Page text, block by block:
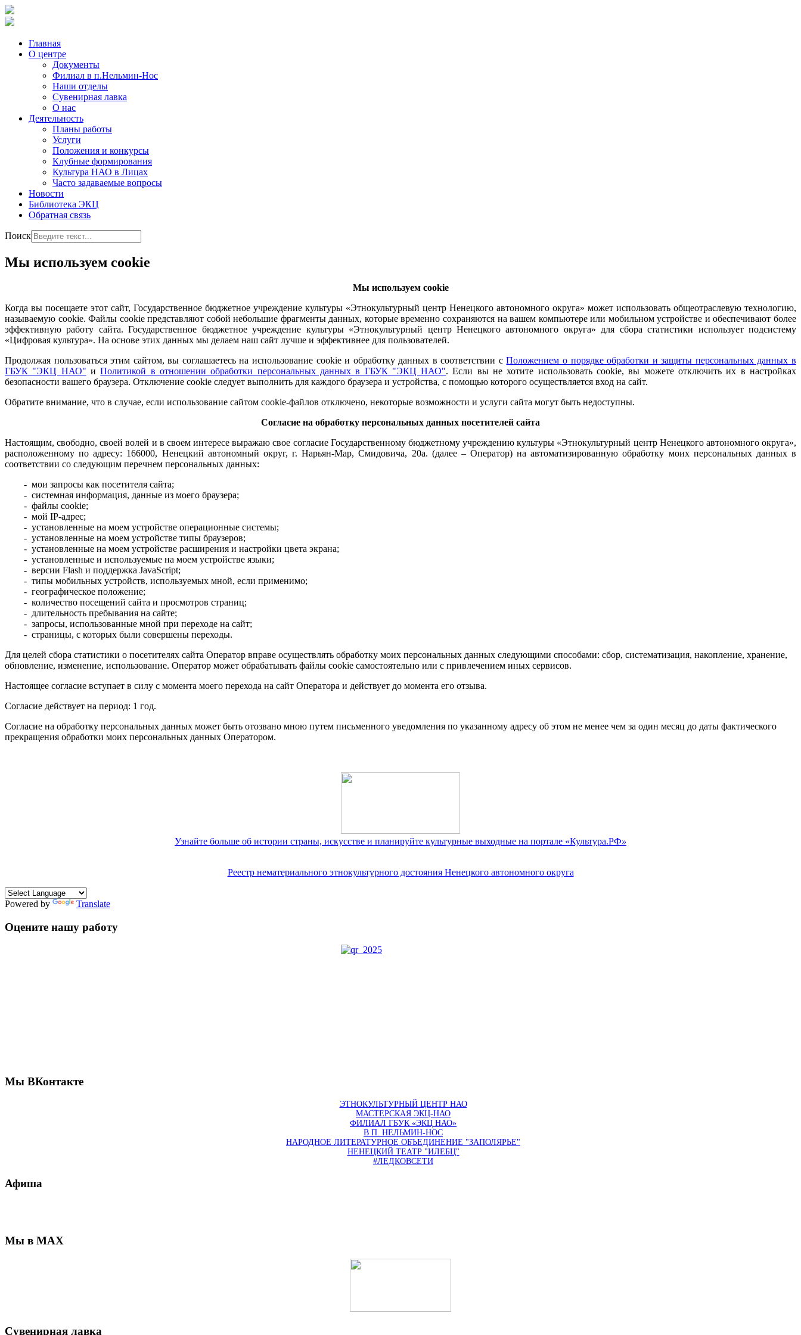
Главная
О центре
Документы
Филиал в п.Нельмин-Нос
Наши отделы
Сувенирная лавка
О нас
Деятельность
Планы работы
Услуги
Положения и конкурсы
Клубные формирования
Культура НАО в Лицах
Часто задаваемые вопросы
Новости
Библиотека ЭКЦ
Обратная связь
Поиск
Мы используем cookie
Мы используем cookie
Когда вы посещаете этот сайт, Государственное бюджетное учреждение культуры «Этнокультурный центр Ненецкого автономного округа» может использовать общеотраслевую технологию,
называемую cookie. Файлы cookie представляют собой небольшие фрагменты данных, которые временно сохраняются на вашем компьютере или мобильном устройстве и обеспечивают более
эффективную работу сайта. Государственное бюджетное учреждение культуры «Этнокультурный центр Ненецкого автономного округа» для сбора статистики использует подсистему
«Цифровая культура». На основе этих данных мы делаем наш сайт лучше и эффективнее для пользователей.
Продолжая пользоваться этим сайтом, вы соглашаетесь на использование cookie и обработку данных в соответствии сПоложением о порядке обработки и защиты персональных данных в
ГБУК "ЭКЦ НАО" иПолитикой в отношении обработки персональных данных в ГБУК "ЭКЦ НАО". Если вы не хотите использовать cookie, вы можете отключить их в настройках
безопасности вашего браузера. Отключение cookie следует выполнить для каждого браузера и устройства, с помощью которого осуществляется вход на сайт.
Обратите внимание, что в случае, если использование сайтом cookie-файлов отключено, некоторые возможности и услуги сайта могут быть недоступны.
Согласие на обработку персональных данных посетителей сайта
Настоящим, свободно, своей волей и в своем интересе выражаю свое согласие Государственному бюджетному учреждению культуры «Этнокультурный центр Ненецкого автономного округа»,
расположенному по адресу: 166000, Ненецкий автономный округ, г. Нарьян-Мар, Смидовича, 20а. (далее – Оператор) на автоматизированную обработку моих персональных данных в
соответствии со следующим перечнем персональных данных:
- мои запросы как посетителя сайта;
- системная информация, данные из моего браузера;
- файлы cookie;
- мой IP-адрес;
- установленные на моем устройстве операционные системы;
- установленные на моем устройстве типы браузеров;
- установленные на моем устройстве расширения и настройки цвета экрана;
- установленные и используемые на моем устройстве языки;
- версии Flash и поддержка JavaScript;
- типы мобильных устройств, используемых мной, если применимо;
- географическое положение;
- количество посещений сайта и просмотров страниц;
- длительность пребывания на сайте;
- запросы, использованные мной при переходе на сайт;
- страницы, с которых были совершены переходы.
Для целей сбора статистики о посетителях сайта Оператор вправе осуществлять обработку моих персональных данных следующими способами: сбор, систематизация, накопление, хранение,
обновление, изменение, использование. Оператор может обрабатывать файлы cookie самостоятельно или с привлечением иных сервисов.
Настоящее согласие вступает в силу с момента моего перехода на сайт Оператора и действует до момента его отзыва.
Согласие действует на период: 1 год.
Согласие на обработку персональных данных может быть отозвано мною путем письменного уведомления по указанному адресу об этом не менее чем за один месяц до даты фактического
прекращения обработки моих персональных данных Оператором.
Узнайте больше об истории страны, искусстве и планируйте культурные выходные на портале «Культура.РФ»
Реестр нематериального этнокультурного достояния Ненецкого автономного округа
Powered by Translate
Оцените нашу работу
Мы ВКонтакте
ЭТНОКУЛЬТУРНЫЙ ЦЕНТР НАО
МАСТЕРСКАЯ ЭКЦ-НАО
ФИЛИАЛ ГБУК «ЭКЦ НАО»
В П. НЕЛЬМИН-НОС
НАРОДНОЕ ЛИТЕРАТУРНОЕ ОБЪЕДИНЕНИЕ "ЗАПОЛЯРЬЕ"
НЕНЕЦКИЙ ТЕАТР "ИЛЕБЦ"
#ЛЕДКОВСЕТИ
Афиша
Мы в MAX
Сувенирная лавка